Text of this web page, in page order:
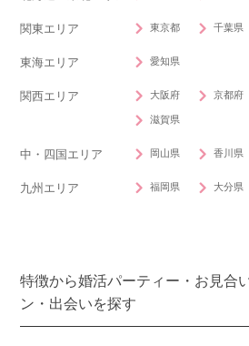
関東エリア 東京都 千葉県
東海エリア 愛知県
関西エリア 大阪府 京都府
滋賀県
中・四国エリア 岡山県 香川県
九州エリア 福岡県 大分県
特徴から婚活パーティー・お見合
ン・出会いを探す